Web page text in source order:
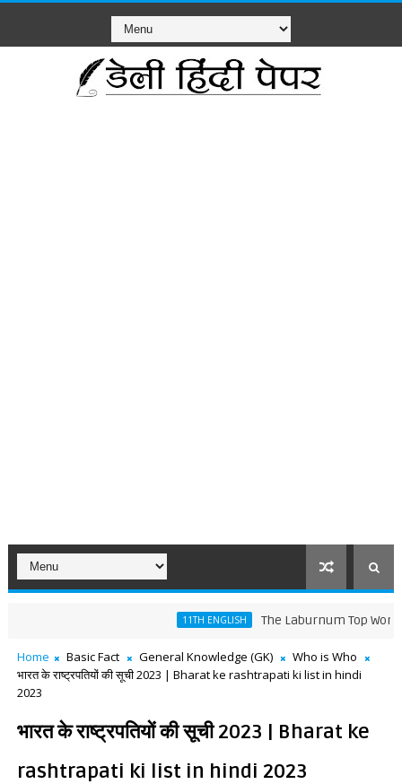
11TH ENGLISH The Laburnum Top Words
Home Basic Fact General Knowledge (GK)
Who is Who
भारत के राष्ट्रपतियों की सूची 2023 | Bharat ke rashtrapati ki list in hindi
2023
भारत के राष्ट्रपतियों की सूची 2023 | Bharat ke
rashtrapati ki list in hindi 2023